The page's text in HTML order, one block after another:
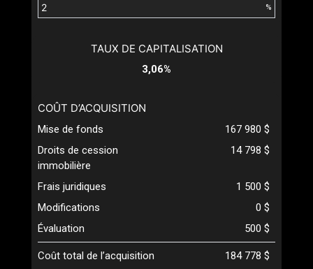
%
TAUX DE CAPITALISATION
3,06%
COÛT D’ACQUISITION
Mise de fonds
167 980 $
Droits de cession
immobilière
14 798 $
Frais juridiques
1 500 $
Modifications
0 $
Évaluation
500 $
Coût total de l’acquisition 184 778 $